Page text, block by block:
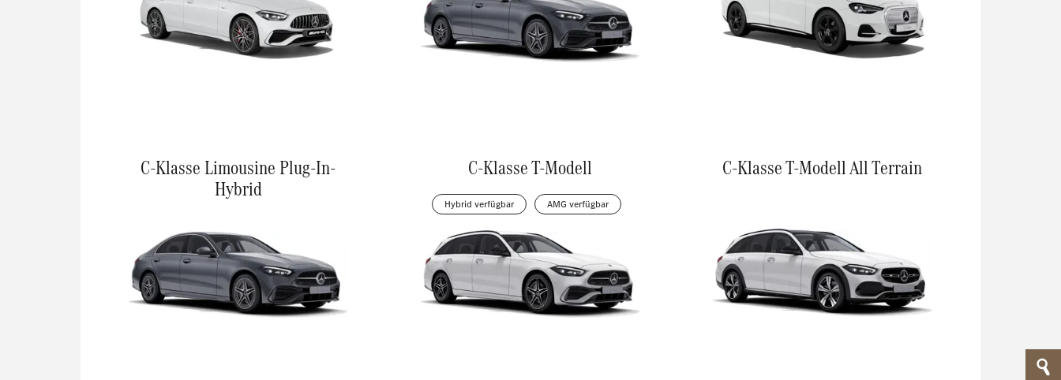
C-Klasse Limousine Plug-In-
Hybrid
C-Klasse T-Modell
Hybrid verfügbar AMG verfügbar
C-Klasse T-Modell All Terrain